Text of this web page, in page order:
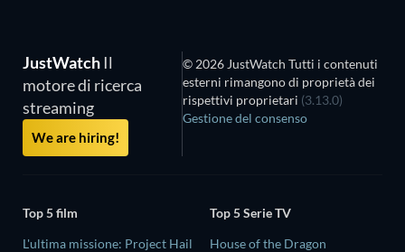
JustWatch Il
motore di ricerca
streaming
We are hiring!
© 2026 JustWatch Tutti i contenuti
esterni rimangono di proprietà dei
rispettivi proprietari (3.13.0)
Gestione del consenso
Top 5 film
L'ultima missione: Project Hail
Top 5 Serie TV
House of the Dragon